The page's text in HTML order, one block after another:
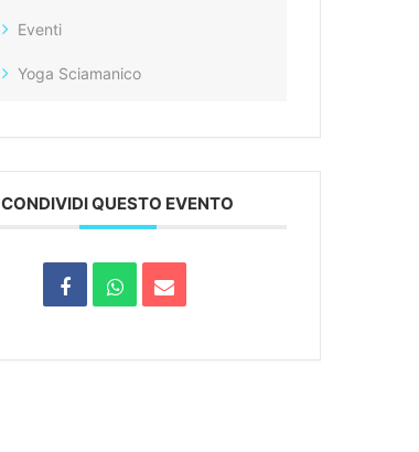
Eventi
Yoga Sciamanico
CONDIVIDI QUESTO EVENTO